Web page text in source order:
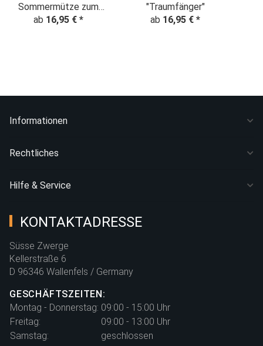
Sommermütze zum
mitwachsen flieder
ab 16,95 € *
"Traumfänger"
ab 16,95 € *
Informationen
Rechtliches
Hilfe & Service
KONTAKTADRESSE
Süsse Zwerge
Kellerstraße 6
D 96346 Wallenfels / Germany
GESCHÄFTSZEITEN:
Montag - Donnerstag: 09:00 - 15:00 Uhr
Freitag:
09:00 - 13:00 Uhr
Samstag:
geschlossen